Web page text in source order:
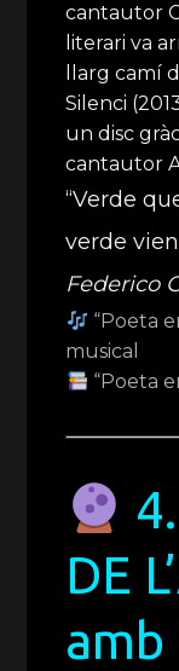
cantautor
literari va
llarg camí
Silenci
un disc
cantautor
“Verde
verde
Federico
“Poeta
musical
“Poeta
DE